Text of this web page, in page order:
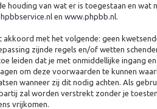
houding van wat er is toegestaan en wat
en www.phpbb.nl
akkoord met het volgende: geen
zijnde regels en/of wetten
leiden dat je met onmiddellijke ingang
om deze voorwaarden te kunnen
wanneer zij dit nodig achten. Als
zal worden verstrekt zonder je
vrijkomen.